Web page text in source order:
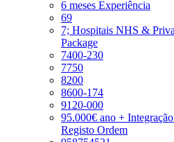
6 meses Experiência
69
7; Hospitais NHS &
Package
7400-230
7750
8200
8600-174
9120-000
95.000€ ano +
Registo Ordem